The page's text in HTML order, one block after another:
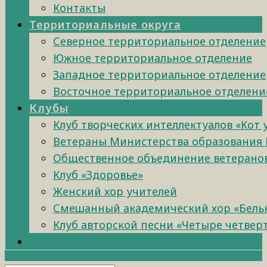
Контакты
Территориальные округа
Северное территориальное отделение
Южное территориальное отделение
Западное территориальное отделение
Восточное территориальное
Клубы
Клуб творческих интеллектуалов «Кот
Ветераны Министерства образования
Общественное объединение
Клуб «Здоровье»
Женский хор учителей
Смешанный академический хор
Клуб авторской песни «Четыре